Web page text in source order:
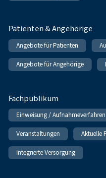
Patienten & Angehörige
Angebote für Patienten
Angebote für Angehörige
Fachpublikum
Einweisung / Aufnahmeverfahren
Veranstaltungen Aktuelle
Integrierte Versorgung